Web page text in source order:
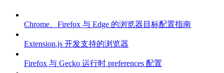
Chrome、Firefox 与 Edge 的浏览器目标配置指南
Extension.js 开发支持的浏览器
Firefox 与 Gecko 运行时 preferences 配置